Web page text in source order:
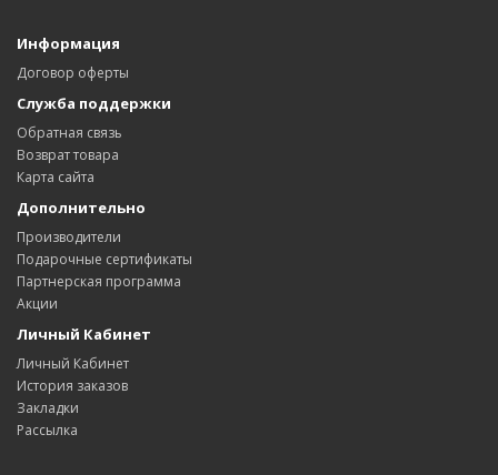
Информация
Договор оферты
Служба поддержки
Обратная связь
Возврат товара
Карта сайта
Дополнительно
Производители
Подарочные сертификаты
Партнерская программа
Акции
Личный Кабинет
Личный Кабинет
История заказов
Закладки
Рассылка